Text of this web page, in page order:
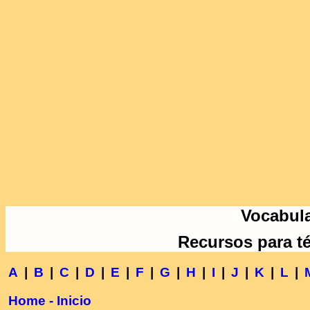
Recursos para
A B C D E F G H I J K L
Home - Inicio